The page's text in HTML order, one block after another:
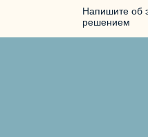
Напишите об
решением